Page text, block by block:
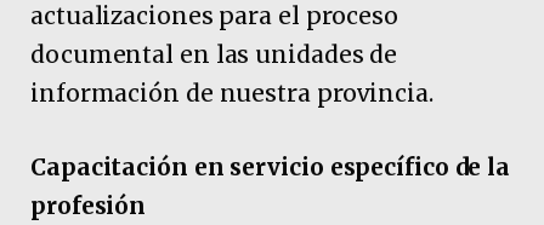
actualizaciones para el proceso
documental en las unidades de
información de nuestra provincia.
Capacitación en servicio específico de la
profesión